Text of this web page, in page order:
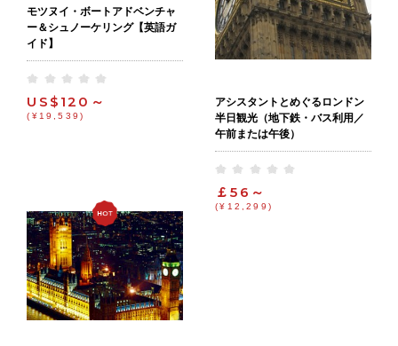
モツヌイ・ボートアドベンチャ
ー＆シュノーケリング【英語ガ
イド】
US$120～
(¥19,539)
アシスタントとめぐるロンドン
半日観光（地下鉄・バス利用／
午前または午後）
￡56～
(¥12,299)